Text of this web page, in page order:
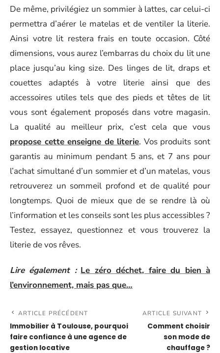
De même, privilégiez un sommier à lattes, car celui-ci
permettra d’aérer le matelas et de ventiler la literie.
Ainsi votre lit restera frais en toute occasion. Côté
dimensions, vous aurez l’embarras du choix du lit une
place jusqu’au king size. Des linges de lit, draps et
couettes adaptés à votre literie ainsi que des
accessoires utiles tels que des pieds et têtes de lit
vous sont également proposés dans votre magasin.
La qualité au meilleur prix, c’est cela que vous
propose cette enseigne de literie. Vos produits sont
garantis au minimum pendant 5 ans, et 7 ans pour
l’achat simultané d’un sommier et d’un matelas, vous
retrouverez un sommeil profond et de qualité pour
longtemps. Quoi de mieux que de se rendre là où
l’information et les conseils sont les plus accessibles ?
Testez, essayez, questionnez et vous trouverez la
literie de vos rêves.
Lire également : Le zéro déchet, faire du bien à
l’environnement, mais pas que…
ARTICLE PRÉCÉDENT
Immobilier à Toulouse, pourquoi
faire confiance à une agence de
gestion locative
ARTICLE SUIVANT
Comment choisir
son mode de
chauffage ?